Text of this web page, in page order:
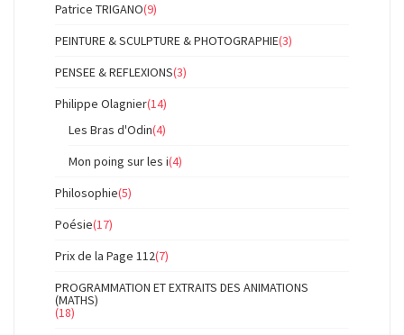
Patrice TRIGANO(9)
PEINTURE & SCULPTURE & PHOTOGRAPHIE(3)
PENSEE & REFLEXIONS(3)
Philippe Olagnier(14)
Les Bras d'Odin(4)
Mon poing sur les i(4)
Philosophie(5)
Poésie(17)
Prix de la Page 112(7)
PROGRAMMATION ET EXTRAITS DES ANIMATIONS
(MATHS)
(18)